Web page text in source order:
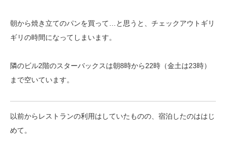
朝から焼き立てのパンを買って…と思うと、チェックアウトギリ
ギリの時間になってしまいます。
隣のビル2階のスターバックスは朝8時から22時（金土は23時）
まで空いています。
以前からレストランの利用はしていたものの、宿泊したのははじ
めて。